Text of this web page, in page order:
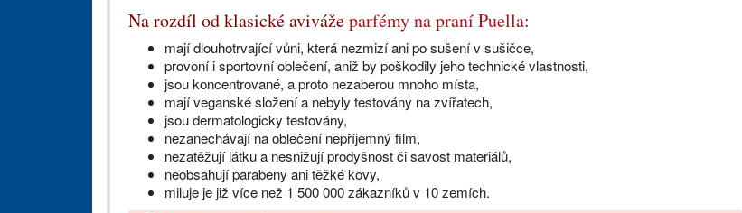
Na rozdíl od klasické avivážeparfémy na praní Puella:
mají dlouhotrvající vůni, která nezmizí ani po sušení v sušičce,
provoní i sportovní oblečení, aniž by poškodily jeho technické vlastnosti,
jsou koncentrované, a proto nezaberou mnoho místa,
mají veganské složení a nebyly testovány na zvířatech,
jsou dermatologicky testovány,
nezanechávají na oblečení nepříjemný film,
nezatěžují látku a nesnižují prodyšnost či savost materiálů,
neobsahují parabeny ani těžké kovy,
miluje je již více než 1 500 000 zákazníků v 10 zemích.